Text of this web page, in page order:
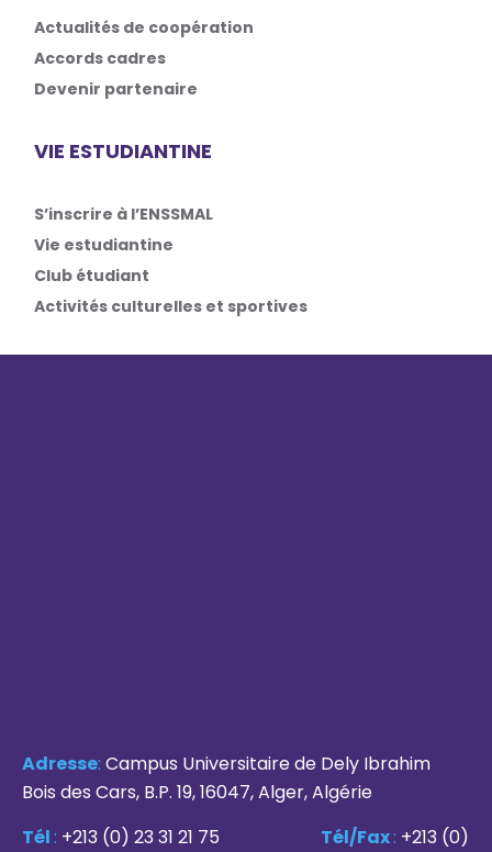
Actualités de coopération
Accords cadres
Devenir partenaire
VIE ESTUDIANTINE
S’inscrire à l’ENSSMAL
Vie estudiantine
Club étudiant
Activités culturelles et sportives
Adresse: Campus Universitaire de Dely Ibrahim
Bois des Cars, B.P. 19, 16047, Alger, Algérie
Tél : +213 (0) 23 31 21 75 Tél/Fax: +213 (0)